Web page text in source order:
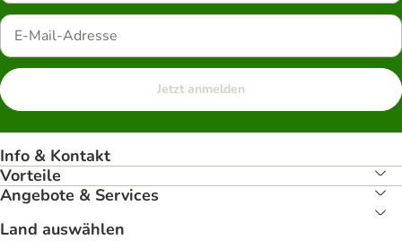
Jetzt anmelden
Info & Kontakt
Vorteile
Angebote & Services
Land auswählen